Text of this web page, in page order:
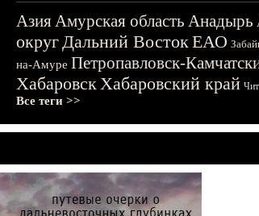
АзияАмурская область Анадырь
округДальний ВостокЕАО
на-Амуре Петропавловск-
ХабаровскХабаровский край
Все теги >>